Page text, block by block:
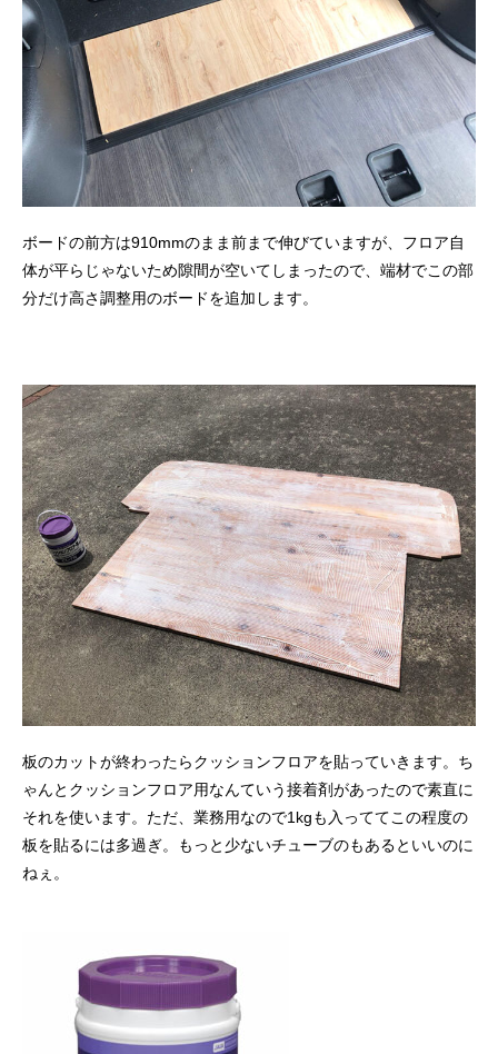
ボードの前方は910mmのまま前まで伸びていますが、フロア自
体が平らじゃないため隙間が空いてしまったので、端材でこの部
分だけ高さ調整用のボードを追加します。
板のカットが終わったらクッションフロアを貼っていきます。ち
ゃんとクッションフロア用なんていう接着剤があったので素直に
それを使います。ただ、業務用なので1kgも入っててこの程度の
板を貼るには多過ぎ。もっと少ないチューブのもあるといいのに
ねぇ。